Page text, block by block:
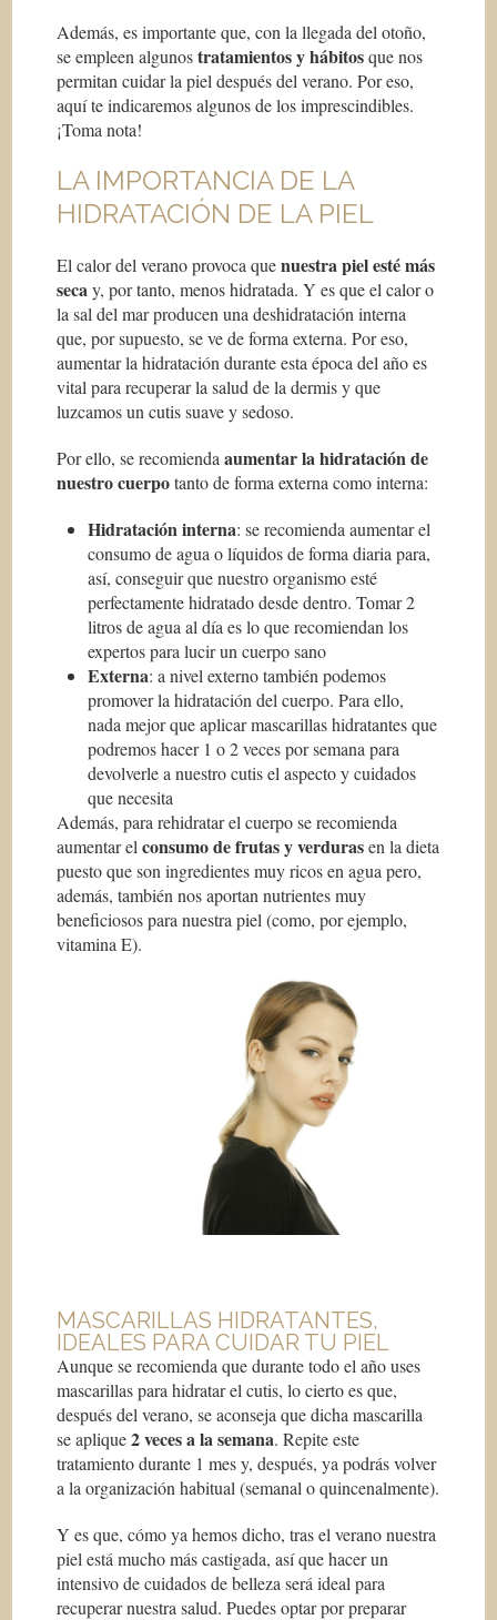
Además, es importante que, con la llegada del otoño,
se empleen algunostratamientos y hábitosque nos
permitan cuidar la piel después del verano. Por eso,
aquí te indicaremos algunos de los imprescindibles.
¡Toma nota!
LA IMPORTANCIA DE LA
HIDRATACIÓN DE LA PIEL
El calor del verano provoca quenuestra piel esté más
secay, por tanto, menos hidratada. Y es que el calor o
la sal del mar producen una deshidratación interna
que, por supuesto, se ve de forma externa. Por eso,
aumentar la hidratación durante esta época del año es
vital para recuperar la salud de la dermis y que
luzcamos un cutis suave y sedoso.
Por ello, se recomiendaaumentar la hidratación de
nuestro cuerpotanto de forma externa como interna:
Hidratación interna: se recomienda aumentar el
consumo de agua o líquidos de forma diaria para,
así, conseguir que nuestro organismo esté
perfectamente hidratado desde dentro. Tomar 2
litros de agua al día es lo que recomiendan los
expertos para lucir un cuerpo sano
Externa: a nivel externo también podemos
promover la hidratación del cuerpo. Para ello,
nada mejor que aplicar mascarillas hidratantes que
podremos hacer 1 o 2 veces por semana para
devolverle a nuestro cutis el aspecto y cuidados
que necesita
Además, para rehidratar el cuerpo se recomienda
aumentar elconsumo de frutas y verdurasen la dieta
puesto que son ingredientes muy ricos en agua pero,
además, también nos aportan nutrientes muy
beneficiosos para nuestra piel (como, por ejemplo,
vitamina E).
MASCARILLAS HIDRATANTES,
IDEALES PARA CUIDAR TU PIEL
Aunque se recomienda que durante todo el año uses
mascarillas para hidratar el cutis, lo cierto es que,
después del verano, se aconseja que dicha mascarilla
se aplique2 veces a la semana. Repite este
tratamiento durante 1 mes y, después, ya podrás volver
a la organización habitual (semanal o quincenalmente).
Y es que, cómo ya hemos dicho, tras el verano nuestra
piel está mucho más castigada, así que hacer un
intensivo de cuidados de belleza será ideal para
recuperar nuestra salud. Puedes optar por preparar